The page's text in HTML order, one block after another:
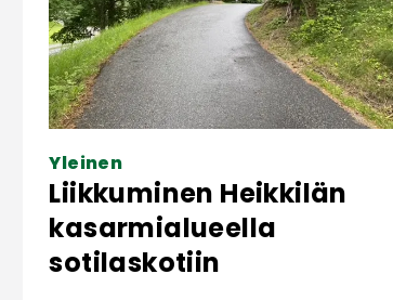
Yleinen
Liikkuminen Heikkilän
kasarmialueella
sotilaskotiin